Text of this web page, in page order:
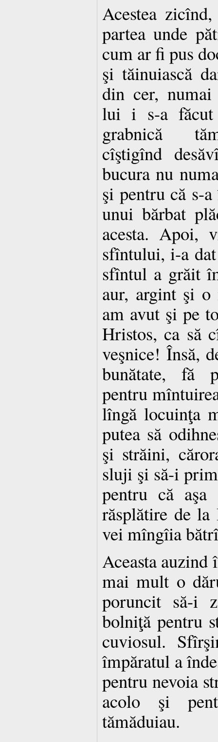
Acestea
partea unde
cum ar fi pus
şi tăinuiască
din cer,
lui i s-a făcut
grabnică
cîştigînd
bucura nu
şi pentru că s-
unui bărbat
acesta. Apoi,
sfîntului, i-a
sfîntul a grăit
aur, argint şi
am avut şi pe
Hristos, ca să
veşnice! Însă,
bunătate, fă
pentru
lîngă locuinţa
putea să
şi străini,
sluji şi să-i
pentru că
răsplătire de
vei mîngîia
Aceasta
mai mult o
poruncit să-i
bolniţă pentru
cuviosul.
împăratul a
pentru nevoia
acolo şi
tămăduiau.